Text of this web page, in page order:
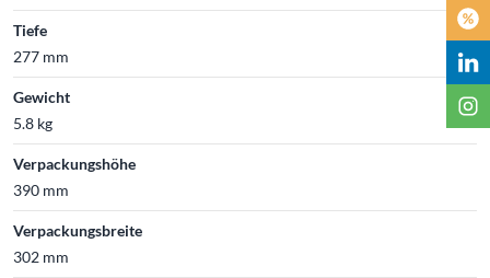
Tiefe
277 mm
Gewicht
5.8 kg
Verpackungshöhe
390 mm
Verpackungsbreite
302 mm